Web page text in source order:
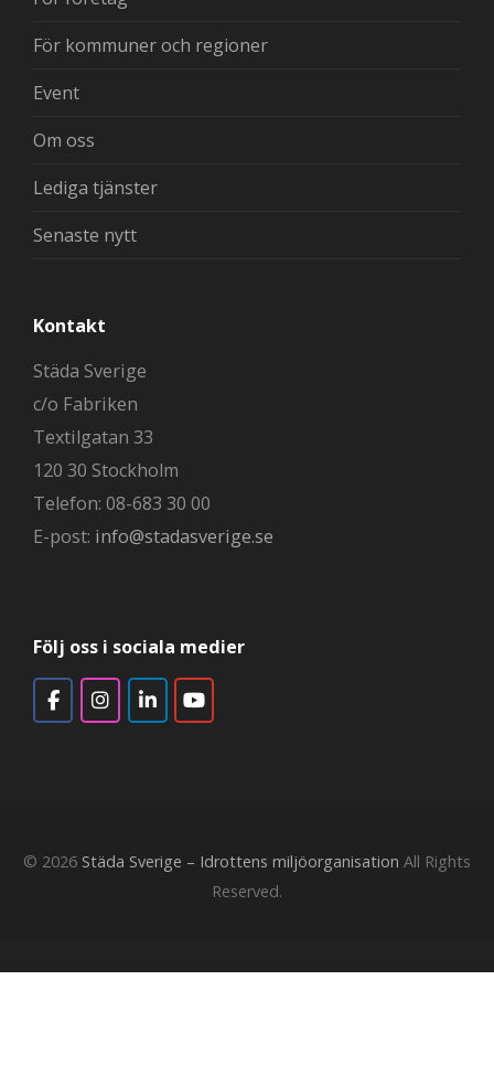
För kommuner och regioner
Event
Om oss
Lediga tjänster
Senaste nytt
Kontakt
Städa Sverige
c/o Fabriken
Textilgatan 33
120 30 Stockholm
Telefon: 08-683 30 00
E-post: info@stadasverige.se
Följ oss i sociala medier
© 2026 Städa Sverige – Idrottens miljöorganisation All Rights
Reserved.